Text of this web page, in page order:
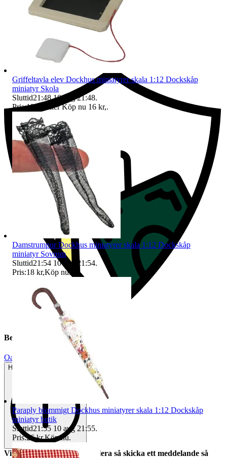
Ersättning om du inte får din vara
Beskrivning
Oanvänt
Helt ny och aldrig använd
Vi har många, behöver du flera så skicka ett meddelande så
Griffeltavla elev Dockhus miniatyrer skala 1:12 Dockskåp
miniatyr Skola
Sluttid21:48 10 aug 21:48.
Pris:12 kr Eller Köp nu 16 kr,.
Damstrumpor Dockhus miniatyrer skala 1:12 Dockskåp
miniatyr Sovrum
Sluttid21:54 10 aug 21:54.
Pris:18 kr,Köp nu.
Paraply blommigt Dockhus miniatyrer skala 1:12 Dockskåp
miniatyr butik
Sluttid21:55 10 aug 21:55.
Pris:26 kr,Köp nu.